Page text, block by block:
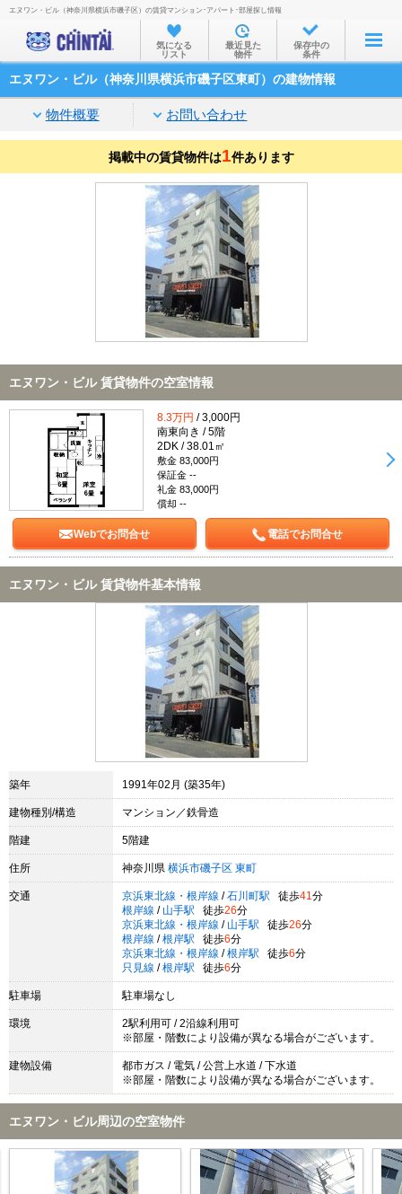
お部屋を探す
沿線・駅から
家賃相場から
通勤通学時間から
物件特集から
不動産会社から
TOP
エヌワン・ビル（神奈川県横浜市磯子区）の賃貸マンション･アパート･部屋探し情報
気になる
リスト
最近見た
物件
保存中の
条件
エヌワン・ビル（神奈川県横浜市磯子区東町）の建物情報
物件概要 お問い合わせ
掲載中の賃貸物件は1件あります
エヌワン・ビル 賃貸物件の空室情報
8.3万円 / 3,000円
南東向き / 5階
2DK / 38.01㎡
敷金 83,000円
保証金 --
礼金 83,000円
償却 --
Webでお問合せ 電話でお問合せ
エヌワン・ビル 賃貸物件基本情報
築年 1991年02月 (築35年)
建物種別/構造 マンション／鉄骨造
階建 5階建
住所 神奈川県 横浜市磯子区 東町
交通 京浜東北線・根岸線 / 石川町駅 徒歩41 分
根岸線 / 山手駅 徒歩26分
京浜東北線・根岸線 / 山手駅 徒歩26分
根岸線 / 根岸駅 徒歩6分
京浜東北線・根岸線 / 根岸駅 徒歩6分
只見線 / 根岸駅 徒歩6分
駐車場 駐車場なし
環境
2駅利用可 / 2沿線利用可
※部屋・階数により設備が異なる場合がございます。
建物設備
都市ガス / 電気 / 公営上水道 / 下水道
※部屋・階数により設備が異なる場合がございます。
エヌワン・ビル周辺の空室物件